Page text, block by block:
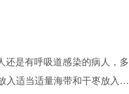
还是有呼吸道感染的病人，多
入适当适量海带和干枣放入锅